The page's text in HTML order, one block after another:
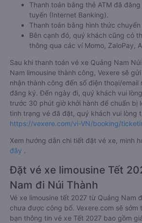
Thanh toán bằng thẻ ATM đã
tuyến (Internet Banking).
Thanh toán bằng hình thức
Bên cạnh đó, quý khách cũng có
thông qua các ví Momo, ZaloPay,
Sau khi thanh toán vé xe Quảng Nam
Nam limousine thành công, Vexere sẽ
nhận thành công đến số điện thoại/email
đăng ký. Đến ngày đi, quý khách vui
trước 30 phút giờ khởi hành để chuẩn bị
tình trạng vé đã đặt, quý khách vui lòng
https://vexere.com/vi-VN/booking/
Xem hướng dẫn chi tiết đặt vé xe, minh
đây .
Đặt vé xe limousine Tết
Nam đi Núi Thành
Vé xe limousine tết 2027 từ Quảng Nam
chưa được công bố. Vexere.com sẽ sớm
bạn thông tin vé xe Tết 2027 bao gồm